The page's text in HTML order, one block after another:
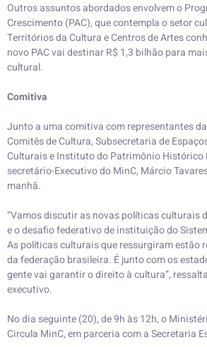
Outros assuntos abordados envolvem o
Crescimento (PAC), que contempla o setor
Territórios da Cultura e Centros de Artes
novo PAC vai destinar R$ 1,3 bilhão para
cultural.
Comitiva
Junto a uma comitiva com representantes
Comitês de Cultura, Subsecretaria de
Culturais e Instituto do Patrimônio Histórico
secretário-Executivo do MinC, Márcio
manhã.
“Vamos discutir as novas políticas culturais
e o desafio federativo de instituição do
As políticas culturais que ressurgiram estão
da federação brasileira. É junto com os
gente vai garantir o direito à cultura”,
executivo.
No dia seguinte (20), de 9h às 12h, o
Circula MinC, em parceria com a Secretaria